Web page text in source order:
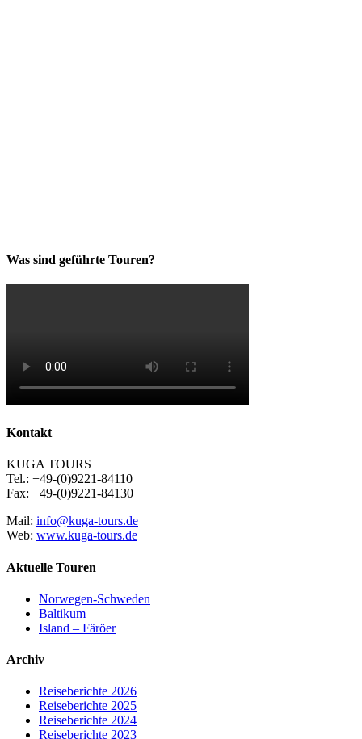
Was sind geführte Touren?
Kontakt
KUGA TOURS
Tel.: +49-(0)9221-84110
Fax: +49-(0)9221-84130
Mail: info@kuga-tours.de
Web: www.kuga-tours.de
Aktuelle Touren
Norwegen-Schweden
Baltikum
Island – Färöer
Archiv
Reiseberichte 2026
Reiseberichte 2025
Reiseberichte 2024
Reiseberichte 2023